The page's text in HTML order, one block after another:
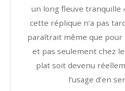
un long fleuve tranquille
cette réplique n’a pas
paraîtrait même que
et pas seulement chez
plat soit devenu
l’usage d’en